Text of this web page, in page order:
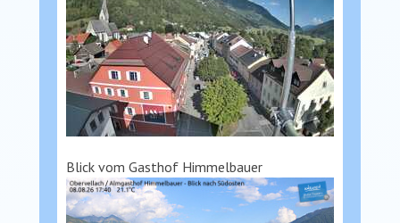
Blick vom Gasthof Himmelbauer